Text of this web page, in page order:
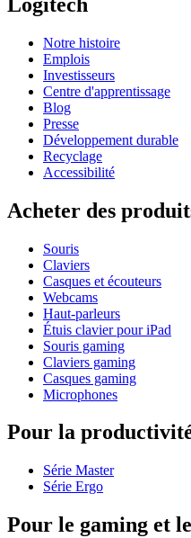
Notre histoire
Emplois
Investisseurs
Centre d'apprentissage
Blog
Presse
Développement durable
Recyclage
Accessibilité
Acheter des
Souris
Claviers
Casques et écouteurs
Webcams
Haut-parleurs
Étuis clavier pour iPad
Souris gaming
Claviers gaming
Casques gaming
Microphones
Pour la
Série Master
Série Ergo
Pour le gaming et